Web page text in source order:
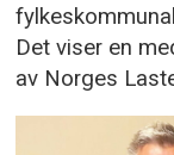
Det viser en
av Norges